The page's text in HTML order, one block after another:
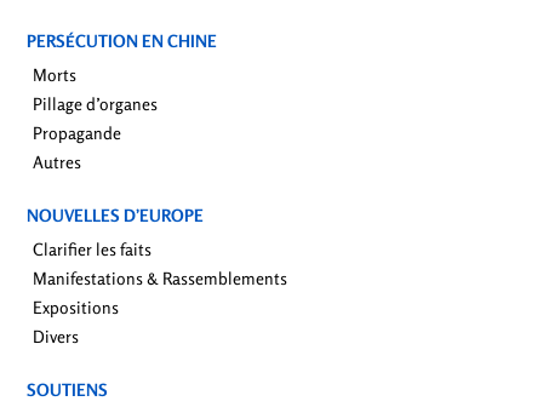
PERSÉCUTION EN CHINE
Morts
Pillage d’organes
Propagande
Autres
NOUVELLES D’EUROPE
Clarifier les faits
Manifestations & Rassemblements
Expositions
Divers
SOUTIENS